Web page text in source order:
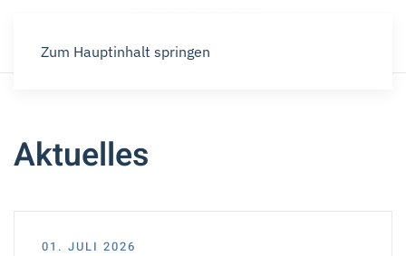
Zum Hauptinhalt springen
Aktuelles
01. JULI 2026